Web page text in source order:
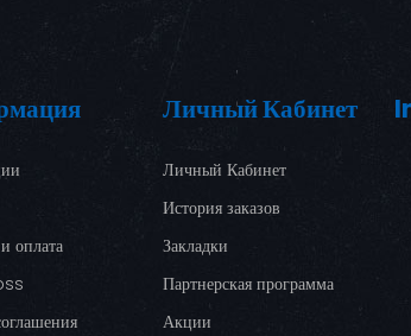
оплата
Личный Кабинет
Личный Кабинет
История заказов
Закладки
Партнерская программа
Акции